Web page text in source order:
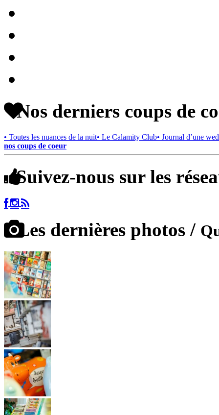
Nos derniers coups de
• Toutes les nuances de la nuit• Le Calamity Club• Journal d’une
nos coups de coeur
Suivez-nous sur les
Les dernières photos /